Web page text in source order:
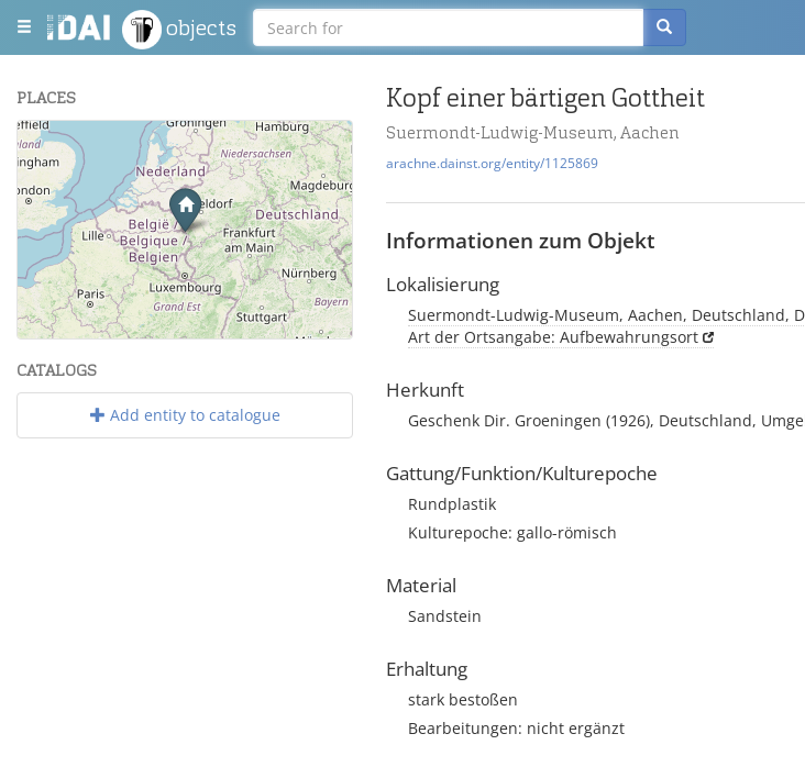
objects
PLACES
+
−
Leaflet| Maps and Data ©OpenStreetMap.
CATALOGS
Add entity to catalogue
Kopf einer bärtigen Gottheit
Suermondt-Ludwig-Museum, Aachen
arachne.dainst.org/entity/1125869
Informationen zum Objekt
Lokalisierung
Suermondt-Ludwig-Museum, Aachen, Deutschland,
Art der Ortsangabe: Aufbewahrungsort
Herkunft
Geschenk Dir. Groeningen (1926), Deutschland,
Gattung/Funktion/Kulturepoche
Rundplastik
Kulturepoche: gallo-römisch
Material
Sandstein
Erhaltung
stark bestoßen
Bearbeitungen: nicht ergänzt